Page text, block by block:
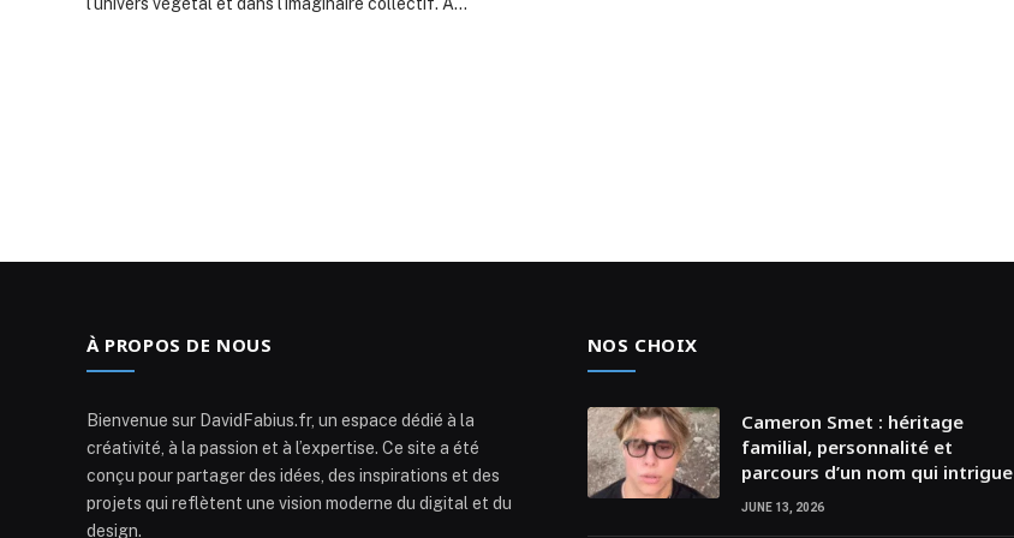
À PROPOS DE NOUS
Bienvenue sur DavidFabius.fr, un espace dédié à la
créativité, à la passion et à l’expertise. Ce site a été
conçu pour partager des idées, des inspirations et des
projets qui reflètent une vision moderne du digital et du
design.
NOS CHOIX
Cameron Smet : héritage
familial, personnalité et
parcours d’un nom qui intrigue
JUNE 13, 2026